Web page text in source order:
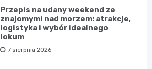
Przepis na udany weekend ze
znajomymi nad morzem: atrakcje,
logistyka i wybór idealnego
lokum
7 sierpnia 2026